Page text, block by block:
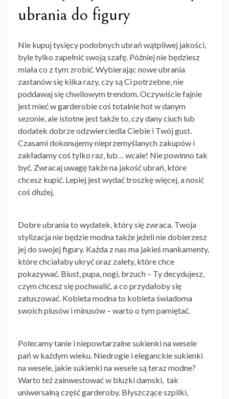
ubrania do figury
Nie kupuj tysięcy podobnych ubrań wątpliwej jakości,
byle tylko zapełnić swoją szafę. Później nie będziesz
miała co z tym zrobić. Wybierając nowe ubrania
zastanów się kilka razy, czy są Ci potrzebne, nie
poddawaj się chwilowym trendom. Oczywiście fajnie
jest mieć w garderobie coś totalnie hot w danym
sezonie, ale istotne jest także to, czy dany ciuch lub
dodatek dobrze odzwierciedla Ciebie i Twój gust.
Czasami dokonujemy nieprzemyślanych zakupów i
zakładamy coś tylko raz, lub… wcale! Nie powinno tak
być. Zwracaj uwagę także na jakość ubrań, które
chcesz kupić. Lepiej jest wydać troszkę więcej, a nosić
coś dłużej.
Dobreubraniato wydatek, który się zwraca. Twoja
stylizacja nie będzie modna także jeżeli nie dobierzesz
jej do swojej figury. Każda z nas ma jakieś mankamenty,
które chciałaby ukryć oraz zalety, które chce
pokazywać. Biust, pupa, nogi, brzuch – Ty decydujesz,
czym chcesz się pochwalić, a co przydałoby się
zatuszować. Kobieta modna to kobieta świadoma
swoich plusów i minusów – warto o tym pamiętać.
Polecamy tanie iniepowtarzalne sukienki na wesele
pań w każdym wieku. Niedrogie ieleganckie sukienki
na wesele, jakie sukienki na wesele są teraz modne?
Warto też zainwestować w bluzki damski, tak
uniwersalną część garderoby. Błyszczące szpilki,